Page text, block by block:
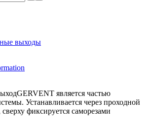
выходы
является частью
Устанавливается через проходной
фиксируется саморезами